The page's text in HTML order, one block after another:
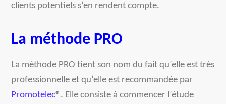
clients potentiels s’en rendent compte.
La méthode PRO
La méthode PRO tient son nom du fait qu’elle est très
professionnelle et qu’elle est recommandée par
Promotelec®. Elle consiste à commencer l’étude